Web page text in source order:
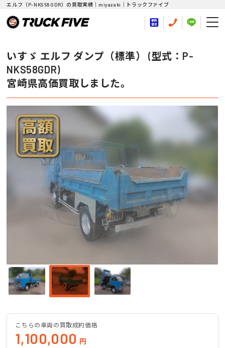
エルフ（P-NKS58GDR）の買取実績｜miyazaki｜トラックファイブ
いすゞ エルフ ダンプ（標準） (型式：P-
NKS58GDR)
宮崎県高価買取しました。
こちらの車両の買取成約価格
1,100,000 円